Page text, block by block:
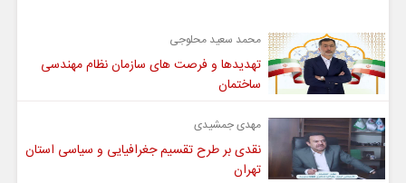
محمد سعید محلوجی
تهدیدها و فرصت های سازمان نظام مهندسی
ساختمان
مهدی جمشیدی
نقدی بر طرح تقسیم جغرافیایی و سیاسی استان
تهران